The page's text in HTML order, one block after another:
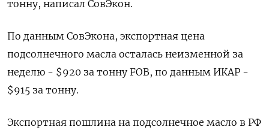
тонну, написал СовЭкон.
По данным СовЭкона, экспортная цена
подсолнечного масла осталась неизменной за
неделю - $920 за тонну FOB, по данным ИКАР -
$915 за тонну.
Экспортная пошлина на подсолнечное масло в РФ